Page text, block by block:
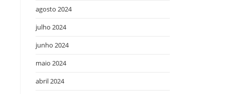
agosto 2024
julho 2024
junho 2024
maio 2024
abril 2024